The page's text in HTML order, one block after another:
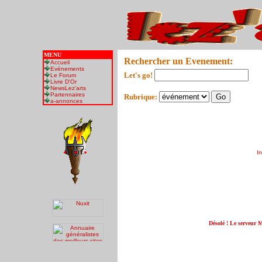
MENU
Accueil
Evénements
Le Forum
Livre D'Or
NewsLez'arts
Partennaires
a-annonces
Rechercher un Evenement:
Let's go!
Rubrique:
Désolé ! Le serveur